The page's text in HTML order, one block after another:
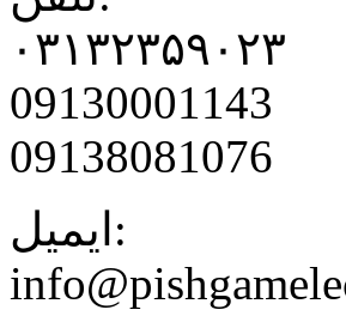
۰۳۱۳۲۳۵۹۰۲۳
09130001143
09138081076
ایمیل: